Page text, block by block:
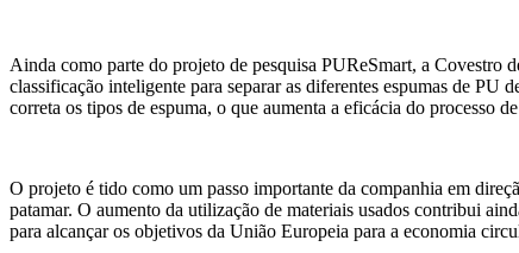
Ainda como parte do projeto de pesquisa PUReSmart, a Covestro
classificação inteligente para separar as diferentes espumas de PU
correta os tipos de espuma, o que aumenta a eficácia do processo
O projeto é tido como um passo importante da companhia em
patamar. O aumento da utilização de materiais usados contribui
para alcançar os objetivos da União Europeia para a economia